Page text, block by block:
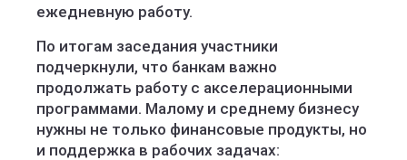
ежедневную работу.
По итогам заседания участники
подчеркнули, что банкам важно
продолжать работу с акселерационными
программами. Малому и среднему бизнесу
нужны не только финансовые продукты, но
и поддержка в рабочих задачах: